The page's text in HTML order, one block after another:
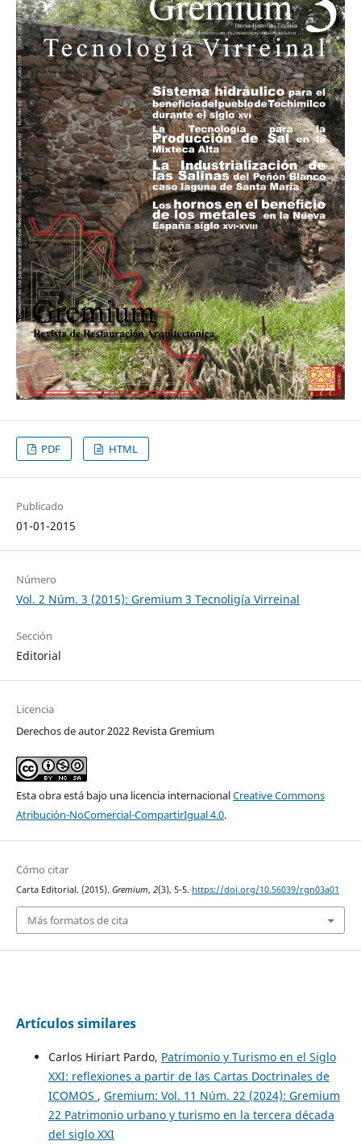
PDF HTML
Publicado
01-01-2015
Número
Vol. 2 Núm. 3 (2015): Gremium 3 Tecnoligía Virreinal
Sección
Editorial
Licencia
Derechos de autor 2022 Revista Gremium
Esta obra está bajo una licencia internacionalCreative Commons
Atribución-NoComercial-CompartirIgual 4.0.
Cómo citar
Carta Editorial. (2015). Gremium, 2(3), 5-5. https://doi.org/10.56039/rgn03a01
Más formatos de cita
Artículos similares
Carlos Hiriart Pardo, Patrimonio y Turismo en el Siglo
XXI: reflexiones a partir de las Cartas Doctrinales de
ICOMOS , Gremium: Vol. 11 Núm. 22 (2024): Gremium
22 Patrimonio urbano y turismo en la tercera década
del siglo XXI